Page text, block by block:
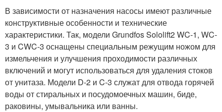
В зависимости от назначения насосы имеют различные
конструктивные особенности и технические
характеристики. Так, модели Grundfos Sololift2 WC-1, WC-
3 и CWC-3 оснащены специальным режущим ножом для
измельчения и улучшения проходимости различных
включений и могут использоваться для удаления стоков
от унитаза. Модели D-2 и C-3 служат для отвода горячей
воды от стиральных и посудомоечных машин, биде,
раковины, умывальника или ванны.